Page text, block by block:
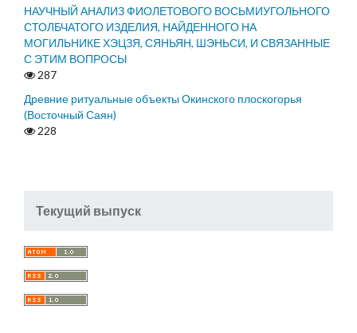
НАУЧНЫЙ АНАЛИЗ ФИОЛЕТОВОГО ВОСЬМИУГОЛЬНОГО
СТОЛБЧАТОГО ИЗДЕЛИЯ, НАЙДЕННОГО НА
МОГИЛЬНИКЕ ХЭЦЗЯ, СЯНЬЯН, ШЭНЬСИ, И СВЯЗАННЫЕ
С ЭТИМ ВОПРОСЫ
287
Древние ритуальные объекты Окинского плоскогорья
(Восточный Саян)
228
Текущий выпуск